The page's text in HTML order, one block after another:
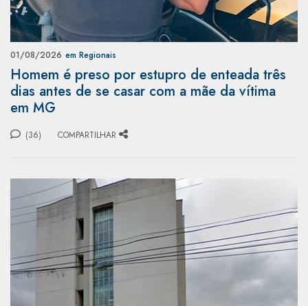
01/08/2026 em Regionais
Homem é preso por estupro de enteada três
dias antes de se casar com a mãe da vítima
em MG
(36) COMPARTILHAR